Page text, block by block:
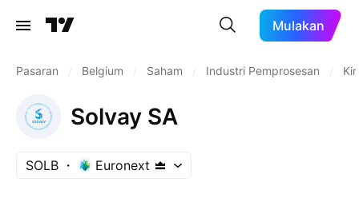
Mulakan
Pasaran Belgium Saham Industri Pemprosesan
Solvay SA
SOLB Euronext